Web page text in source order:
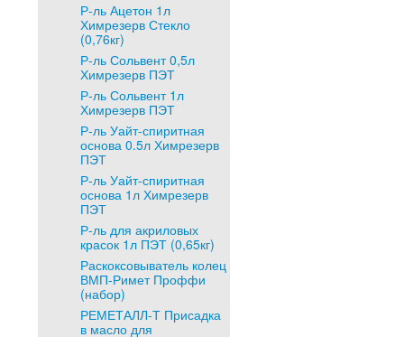
Р-ль Ацетон 1л
Химрезерв Стекло
(0,76кг)
Р-ль Сольвент 0,5л
Химрезерв ПЭТ
Р-ль Сольвент 1л
Химрезерв ПЭТ
Р-ль Уайт-спиритная
основа 0.5л Химрезерв
ПЭТ
Р-ль Уайт-спиритная
основа 1л Химрезерв
ПЭТ
Р-ль для акриловых
красок 1л ПЭТ (0,65кг)
Раскоксовыватель колец
ВМП-Римет Проффи
(набор)
РЕМЕТАЛЛ-Т Присадка
в масло для